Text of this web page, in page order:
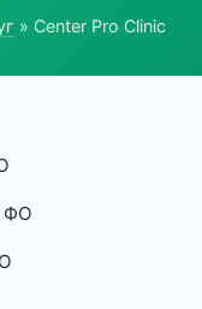
» Center Pro Clinic
ФО